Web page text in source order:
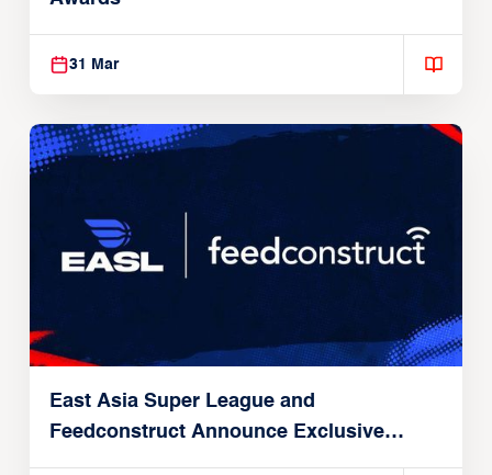
31 Mar
East Asia Super League and
Feedconstruct Announce Exclusive
Global Partnership